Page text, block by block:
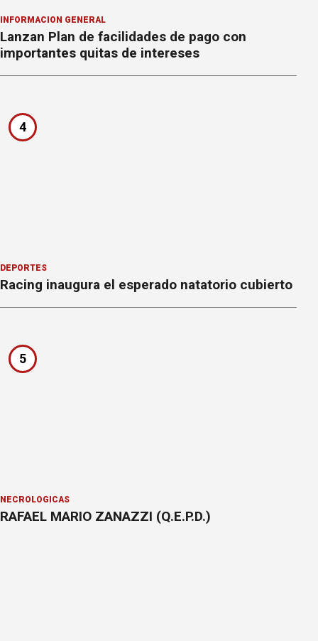
INFORMACION GENERAL
Lanzan Plan de facilidades de pago con
importantes quitas de intereses
4
DEPORTES
Racing inaugura el esperado natatorio cubierto
5
NECROLÓGICAS
RAFAEL MARIO ZANAZZI (Q.E.P.D.)